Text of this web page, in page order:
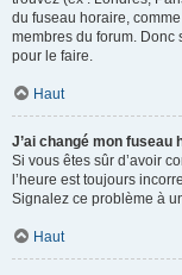
du fuseau horaire,
membres du forum. Donc
pour le faire.
Haut
J’ai changé mon fuseau
Si vous êtes sûr d’avoir
l’heure est toujours
Signalez ce problème à
Haut